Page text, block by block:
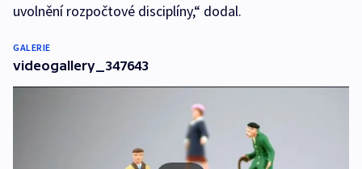
uvolnění rozpočtové disciplíny,“ dodal.
GALERIE
videogallery_347643